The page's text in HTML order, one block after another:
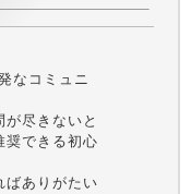
なコミュニ
が尽きないと
奨できる初心
ばありがたい